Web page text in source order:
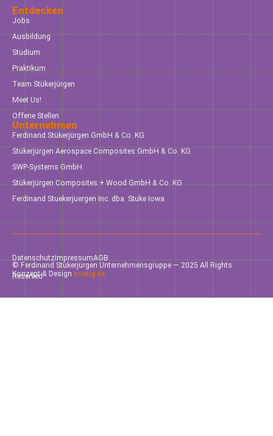
Entdecken
Jobs
Ausbildung
Studium
Praktikum
Team Stükerjürgen
Meet Us!
Offene Stellen
Unternehmen
Ferdinand Stükerjürgen GmbH & Co. KG
Stükerjürgen Aerospace Composites GmbH & Co. KG
SWP-Systems GmbH
Stükerjürgen Composites + Wood GmbH & Co. KG
Ferdinand Stuekerjuergen Inc. dba. Stuke Iowa
DatenschutzImpressumAGB
© Ferdinand Stükerjürgen Unternehmensgruppe — 2025 All Rights
Reserved
Konzept & Design snutig.de